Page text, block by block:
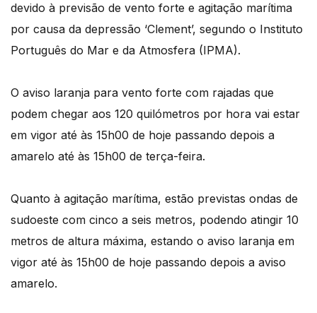
devido à previsão de vento forte e agitação marítima
por causa da depressão ‘Clement’, segundo o Instituto
Português do Mar e da Atmosfera (IPMA).
O aviso laranja para vento forte com rajadas que
podem chegar aos 120 quilómetros por hora vai estar
em vigor até às 15h00 de hoje passando depois a
amarelo até às 15h00 de terça-feira.
Quanto à agitação marítima, estão previstas ondas de
sudoeste com cinco a seis metros, podendo atingir 10
metros de altura máxima, estando o aviso laranja em
vigor até às 15h00 de hoje passando depois a aviso
amarelo.